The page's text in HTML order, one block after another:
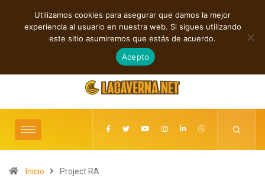
TENDENCIAS
independientes entre introspección y fuerza Grainville Train
agosto 6, 2026
Inicio Project RA
Utilizamos cookies para asegurar que damos la mejor
experiencia al usuario en nuestra web. Si sigues utilizando
este sitio asumiremos que estás de acuerdo.
Acepto